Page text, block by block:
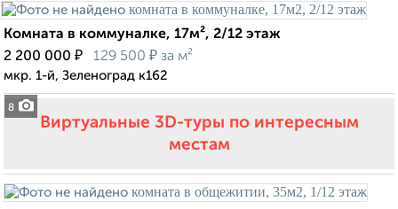
8
Комната в коммуналке, 17м², 2/12 этаж
2 200 000 ₽ 129 500 ₽ за м²
мкр. 1-й, Зеленоград к162
Виртуальные 3D-туры по интересным
местам